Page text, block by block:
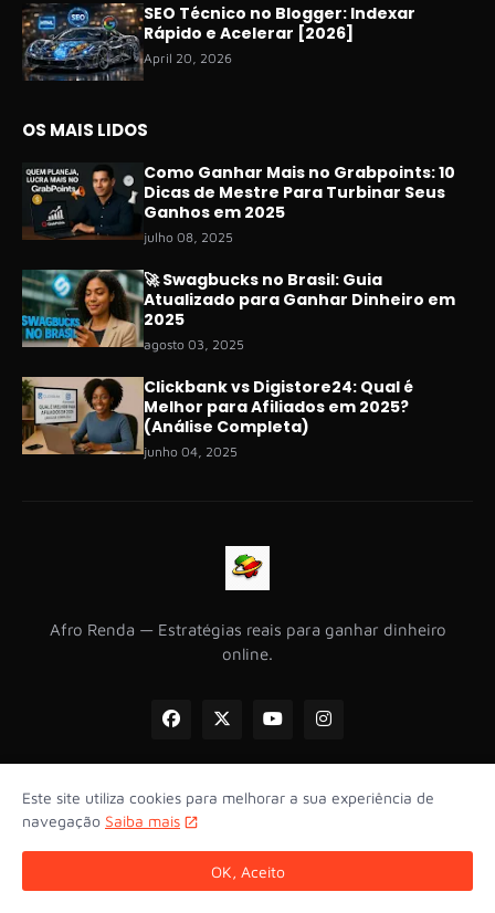
SEO Técnico no Blogger: Indexar
Rápido e Acelerar [2026]
April 20, 2026
OS MAIS LIDOS
Como Ganhar Mais no Grabpoints: 10
Dicas de Mestre Para Turbinar Seus
Ganhos em 2025
julho 08, 2025
🚀 Swagbucks no Brasil: Guia
Atualizado para Ganhar Dinheiro em
2025
agosto 03, 2025
Clickbank vs Digistore24: Qual é
Melhor para Afiliados em 2025?
(Análise Completa)
junho 04, 2025
Afro Renda — Estratégias reais para ganhar dinheiro
online.
Afro Renda
Início Sobre Contacto
Afiliados
Isenção Editorial
Este site utiliza cookies para melhorar a sua experiência de
navegação Saiba mais
OK, Aceito